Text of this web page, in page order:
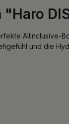
Allinclusive-
und die